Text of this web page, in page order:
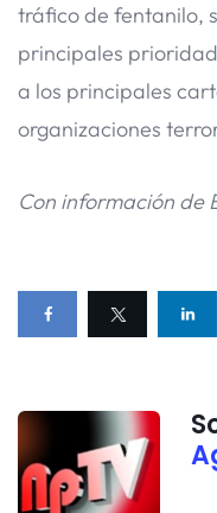
tráfico de fentanilo,
principales
a los principales
organizaciones
Con información de